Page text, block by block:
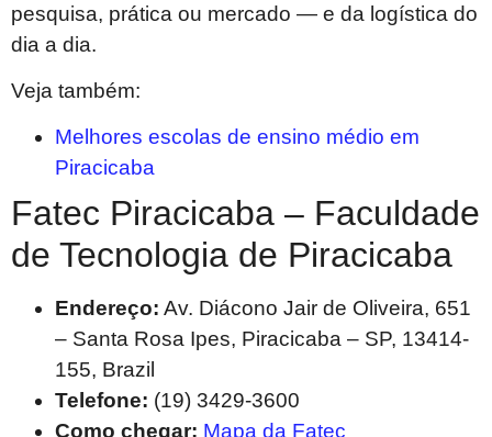
pesquisa, prática ou mercado — e da logística do
dia a dia.
Veja também:
Melhores escolas de ensino médio em
Piracicaba
Fatec Piracicaba – Faculdade
de Tecnologia de Piracicaba
Endereço: Av. Diácono Jair de Oliveira, 651
– Santa Rosa Ipes, Piracicaba – SP, 13414-
155, Brazil
Telefone: (19) 3429-3600
Como chegar: Mapa da Fatec